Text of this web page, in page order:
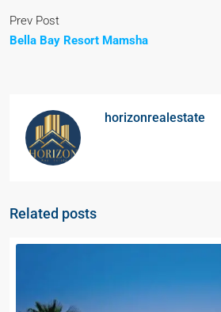
Prev Post
Bella Bay Resort Mamsha
horizonrealestate
Related posts